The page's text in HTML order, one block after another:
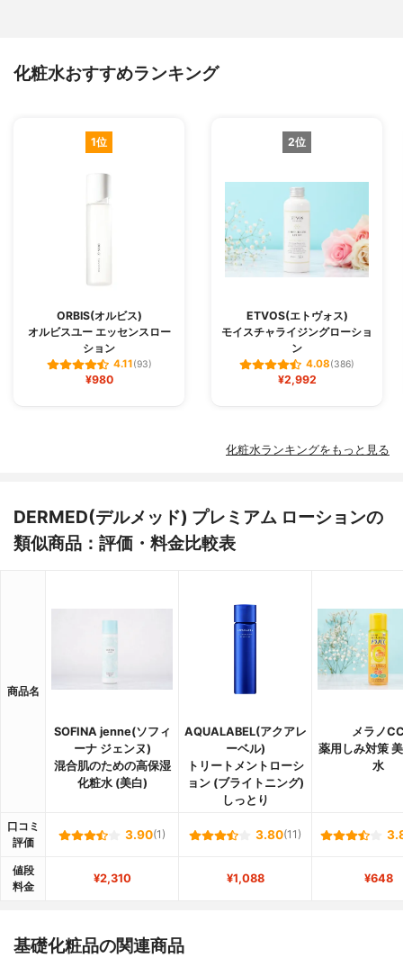
化粧水おすすめランキング
1位
ORBIS(オルビス)
オルビスユー エッセンスロー
ション
4.11(93)
¥980
2位
ETVOS(エトヴォス)
モイスチャライジングローショ
ン
4.08(386)
¥2,992
化粧水ランキングをもっと見る
DERMED(デルメッド) プレミアム ローションの
類似商品：評価・料金比較表
商品名
SOFINA jenne(ソフィ
ーナ ジェンヌ)
混合肌のための高保湿
化粧水 (美白)
AQUALABEL(アクアレ
ーベル)
トリートメントローシ
ョン (ブライトニング)
しっとり
メラノ
薬用しみ対策
水
口コミ
評価
3.90(1) 3.80(11)
値段
料金
¥2,310 ¥1,088 ¥648
基礎化粧品の関連商品